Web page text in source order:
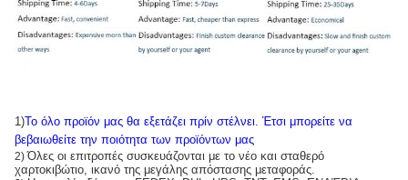
1)Το όλο προϊόν μας θα εξετάζει πρίν στέλνει. Έτσι μπορείτε να
βεβαιωθείτε την ποιότητα των προϊόντων μας
2)Όλες οι επιτροπές συσκευάζονται με το νέο και σταθερό
χαρτοκιβώτιο, ικανό της μεγάλης απόστασης μεταφοράς.